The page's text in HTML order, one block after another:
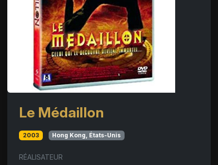
Le Médaillon
2003 Hong Kong, États-Unis
RÉALISATEUR